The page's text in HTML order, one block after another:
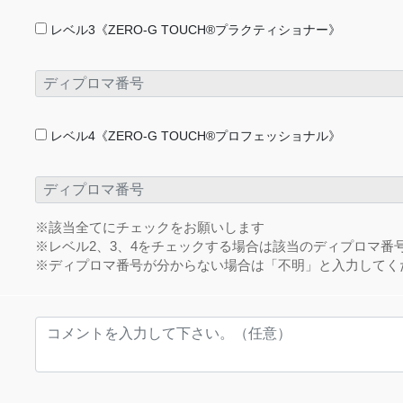
レベル3《ZERO-G TOUCH®プラクティショナー》
レベル4《ZERO-G TOUCH®プロフェッショナル》
※該当全てにチェックをお願いします
※レベル2、3、4をチェックする場合は該当のディプロマ番
※ディプロマ番号が分からない場合は「不明」と入力してく